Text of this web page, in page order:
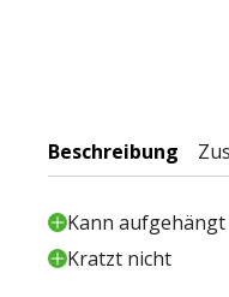
Beschreibung
Kann
Kratzt nicht